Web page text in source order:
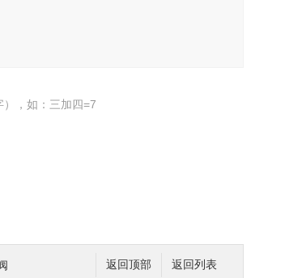
，如：三加四=7
返回列表
返回顶部